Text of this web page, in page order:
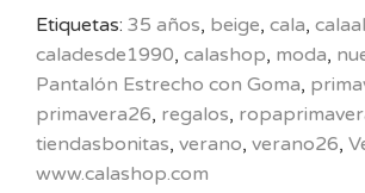
Etiquetas: 35 años, beige, cala,
caladesde1990, calashop, moda,
Pantalón Estrecho con Goma,
primavera26, regalos,
tiendasbonitas, verano, verano26,
www.calashop.com